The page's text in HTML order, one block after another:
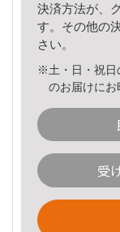
決済方法が、
す。その他の
さい。
※土・日・祝日
のお届けにお
受